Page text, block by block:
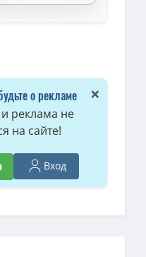
×
о рекламе
реклама не
на сайте!
Вход